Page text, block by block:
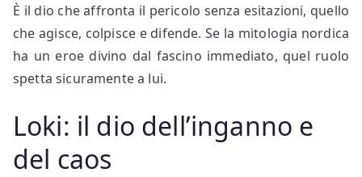
È il dio che affronta il pericolo senza esitazioni, quello
che agisce, colpisce e difende. Se la mitologia nordica
ha un eroe divino dal fascino immediato, quel ruolo
spetta sicuramente a lui.
Loki: il dio dell’inganno e
del caos